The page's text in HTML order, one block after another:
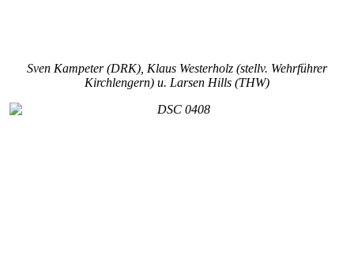
Sven Kampeter (DRK), Klaus Westerholz (stellv. Wehrführer
Kirchlengern) u. Larsen Hills (THW)